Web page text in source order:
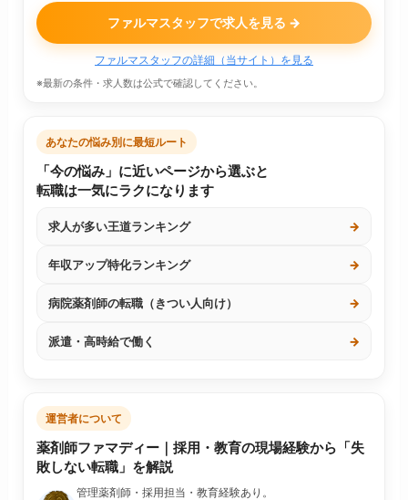
ファルマスタッフで求人を見る →
ファルマスタッフの詳細（当サイト）を見る
※最新の条件・求人数は公式で確認してください。
あなたの悩み別に最短ルート
「今の悩み」に近いページから選ぶと
転職は一気にラクになります
求人が多い王道ランキング →
年収アップ特化ランキング →
病院薬剤師の転職（きつい人向け） →
派遣・高時給で働く →
運営者について
薬剤師ファマディー｜採用・教育の現場経験から「失
敗しない転職」を解説
管理薬剤師・採用担当・教育経験あり。